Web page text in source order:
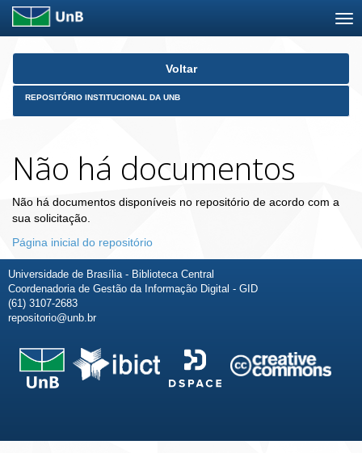
Skip
Voltar
REPOSITÓRIO INSTITUCIONAL DA UNB
Não há documentos
Não há documentos disponíveis no repositório de acordo com a
sua solicitação.
Página inicial do repositório
Universidade de Brasília - Biblioteca Central
Coordenadoria de Gestão da Informação Digital - GID
(61) 3107-2683
repositorio@unb.br